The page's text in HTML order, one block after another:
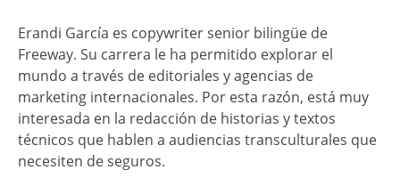
Erandi García es copywriter senior bilingüe de
Freeway. Su carrera le ha permitido explorar el
mundo a través de editoriales y agencias de
marketing internacionales. Por esta razón, está muy
interesada en la redacción de historias y textos
técnicos que hablen a audiencias transculturales que
necesiten de seguros.